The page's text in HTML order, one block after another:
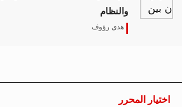
والنظام
هدى رؤوف
اختيار المحرر